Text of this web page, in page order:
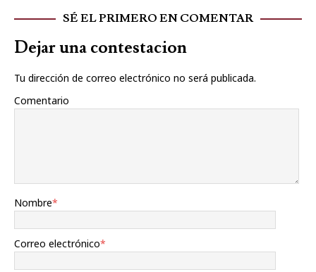
SÉ EL PRIMERO EN COMENTAR
Dejar una contestacion
Tu dirección de correo electrónico no será publicada.
Comentario
Nombre*
Correo electrónico*